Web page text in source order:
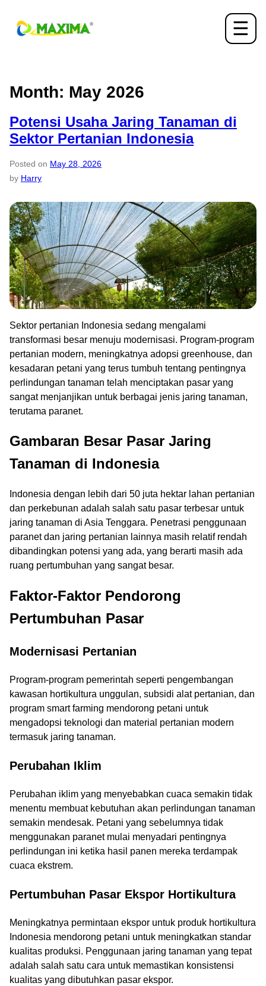
☰
Month: May 2026
Potensi Usaha Jaring Tanaman di
Sektor Pertanian Indonesia
Posted on May 28, 2026
by Harry
Sektor pertanian Indonesia sedang mengalami
transformasi besar menuju modernisasi. Program-program
pertanian modern, meningkatnya adopsi greenhouse, dan
kesadaran petani yang terus tumbuh tentang pentingnya
perlindungan tanaman telah menciptakan pasar yang
sangat menjanjikan untuk berbagai jenis jaring tanaman,
terutama paranet.
Gambaran Besar Pasar Jaring
Tanaman di Indonesia
Indonesia dengan lebih dari 50 juta hektar lahan pertanian
dan perkebunan adalah salah satu pasar terbesar untuk
jaring tanaman di Asia Tenggara. Penetrasi penggunaan
paranet dan jaring pertanian lainnya masih relatif rendah
dibandingkan potensi yang ada, yang berarti masih ada
ruang pertumbuhan yang sangat besar.
Faktor-Faktor Pendorong
Pertumbuhan Pasar
Modernisasi Pertanian
Program-program pemerintah seperti pengembangan
kawasan hortikultura unggulan, subsidi alat pertanian, dan
program smart farming mendorong petani untuk
mengadopsi teknologi dan material pertanian modern
termasuk jaring tanaman.
Perubahan Iklim
Perubahan iklim yang menyebabkan cuaca semakin tidak
menentu membuat kebutuhan akan perlindungan tanaman
semakin mendesak. Petani yang sebelumnya tidak
menggunakan paranet mulai menyadari pentingnya
perlindungan ini ketika hasil panen mereka terdampak
cuaca ekstrem.
Pertumbuhan Pasar Ekspor Hortikultura
Meningkatnya permintaan ekspor untuk produk hortikultura
Indonesia mendorong petani untuk meningkatkan standar
kualitas produksi. Penggunaan jaring tanaman yang tepat
adalah salah satu cara untuk memastikan konsistensi
kualitas yang dibutuhkan pasar ekspor.